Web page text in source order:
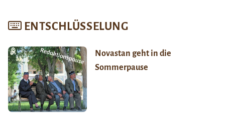
ENTSCHLÜSSELUNG
Novastan geht in die
Sommerpause